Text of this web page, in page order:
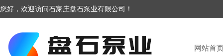
您好，欢迎访问石家庄盘石泵业有限公司！
网站首